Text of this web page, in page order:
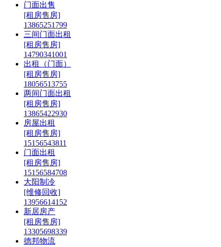
门面出售
[租房售房]
13865251799
三间门面出租
[租房售房]
14790341001
出租（门面）
[租房售房]
18056513755
两间门面出租
[租房售房]
13865422930
房屋出租
[租房售房]
15156543811
门面出租
[租房售房]
15156584708
大阳制冷
[维修回收]
13956614152
新居房产
[租房售房]
13305698339
德邦物流